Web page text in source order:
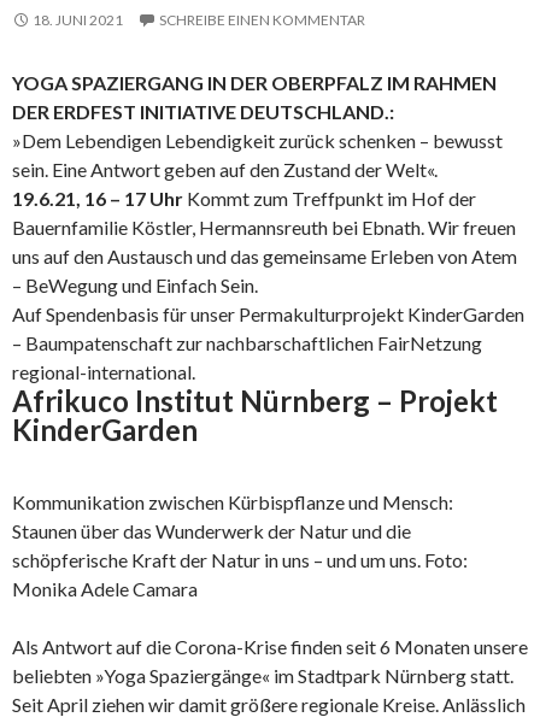
18. JUNI 2021 SCHREIBE EINEN KOMMENTAR
YOGA SPAZIERGANG IN DER OBERPFALZ IM RAHMEN
DER ERDFEST INITIATIVE DEUTSCHLAND.:
»Dem Lebendigen Lebendigkeit zurück schenken – bewusst
sein. Eine Antwort geben auf den Zustand der Welt«.
19.6.21, 16 – 17 Uhr Kommt zum Treffpunkt im Hof der
Bauernfamilie Köstler, Hermannsreuth bei Ebnath. Wir freuen
uns auf den Austausch und das gemeinsame Erleben von Atem
– BeWegung und Einfach Sein.
Auf Spendenbasis für unser Permakulturprojekt KinderGarden
– Baumpatenschaft zur nachbarschaftlichen FairNetzung
regional-international.
Afrikuco Institut Nürnberg – Projekt
KinderGarden
Kommunikation zwischen Kürbispflanze und Mensch:
Staunen über das Wunderwerk der Natur und die
schöpferische Kraft der Natur in uns – und um uns. Foto:
Monika Adele Camara
Als Antwort auf die Corona-Krise finden seit 6 Monaten unsere
beliebten »Yoga Spaziergänge« im Stadtpark Nürnberg statt.
Seit April ziehen wir damit größere regionale Kreise. Anlässlich